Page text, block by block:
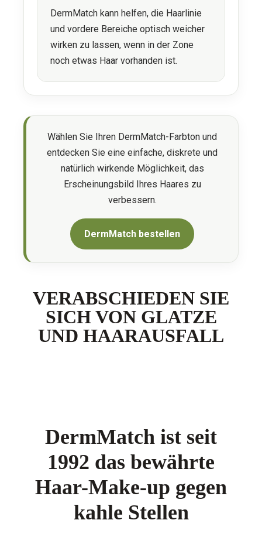
DermMatch kann helfen, die Haarlinie
und vordere Bereiche optisch weicher
wirken zu lassen, wenn in der Zone
noch etwas Haar vorhanden ist.
Wählen Sie Ihren DermMatch-Farbton und
entdecken Sie eine einfache, diskrete und
natürlich wirkende Möglichkeit, das
Erscheinungsbild Ihres Haares zu
verbessern.
DermMatch bestellen
VERABSCHIEDEN SIE
SICH VON GLATZE
UND HAARAUSFALL
DermMatch ist seit
1992 das bewährte
Haar-Make-up gegen
kahle Stellen